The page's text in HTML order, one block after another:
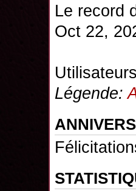
Le record
Oct 22,
Légende: